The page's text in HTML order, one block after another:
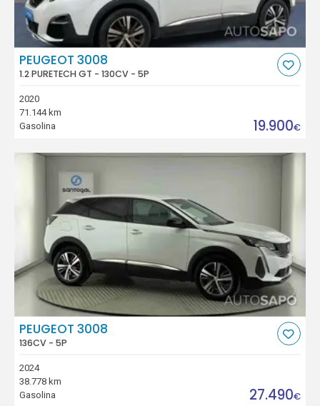
PEUGEOT 3008
1.2 PURETECH GT - 130CV - 5P
2020
71.144 km
Gasolina
19.900€
PEUGEOT 3008
136CV - 5P
2024
38.778 km
Gasolina
27.490€